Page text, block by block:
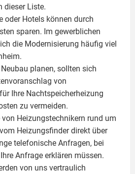
dieser Liste.
oder Hotels können durch
sparen. Im gewerblichen
die Modernisierung häufig viel
planen, sollten sich
von
Ihre Nachtspeicherheizung
zu vermeiden.
Heizungstechnikern rund um
Heizungsfinder direkt über
telefonische Anfragen, bei
Anfrage erklären müssen.
von uns vertraulich